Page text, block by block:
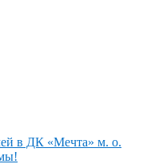
в ДК «Мечта» м. о.